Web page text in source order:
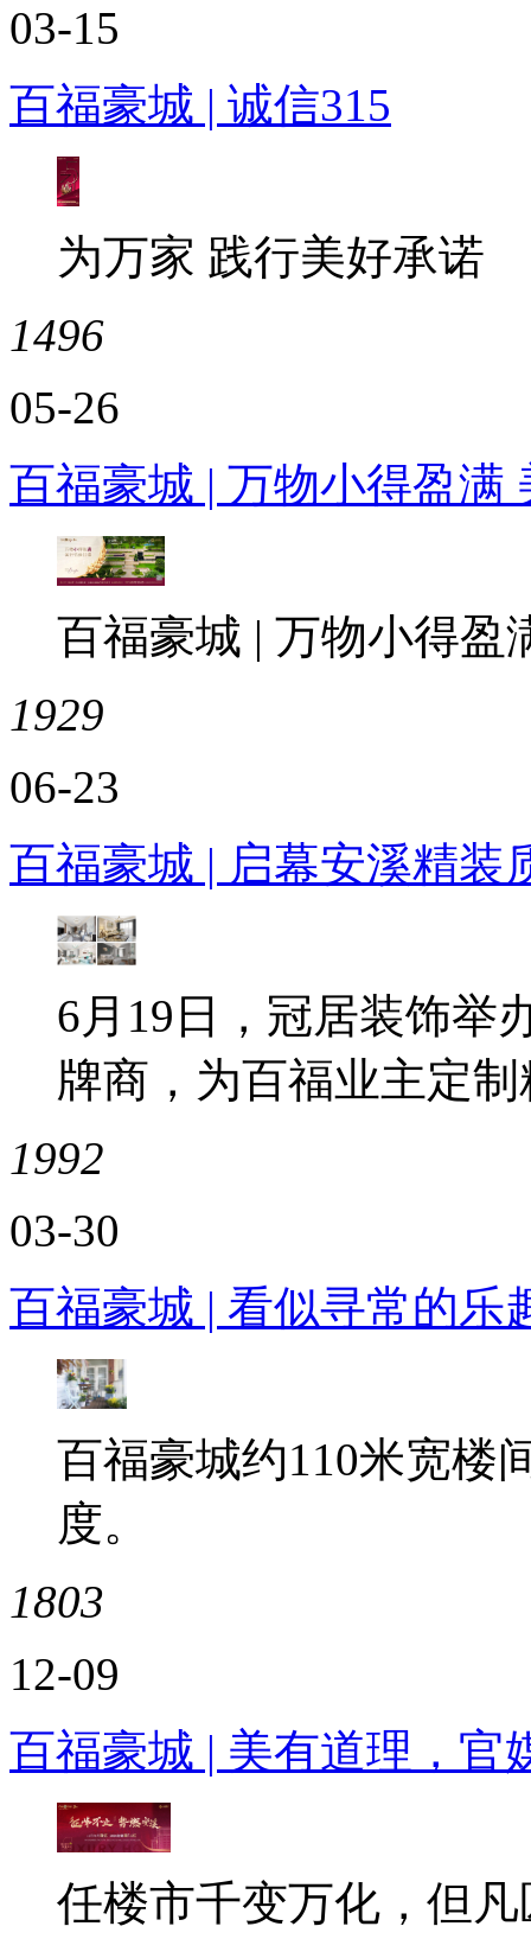
03-15
百福豪城 | 诚信315
为万家 践行美好承诺
1496
05-26
百福豪城 | 万物小得盈满
百福豪城 | 万物小得盈
1929
06-23
百福豪城 | 启幕安溪精装
6月19日，冠居装饰举
牌商，为百福业主定
1992
03-30
百福豪城 | 看似寻常的乐
百福豪城约110米宽楼
度。
1803
12-09
百福豪城 | 美有道理，官
任楼市千变万化，但